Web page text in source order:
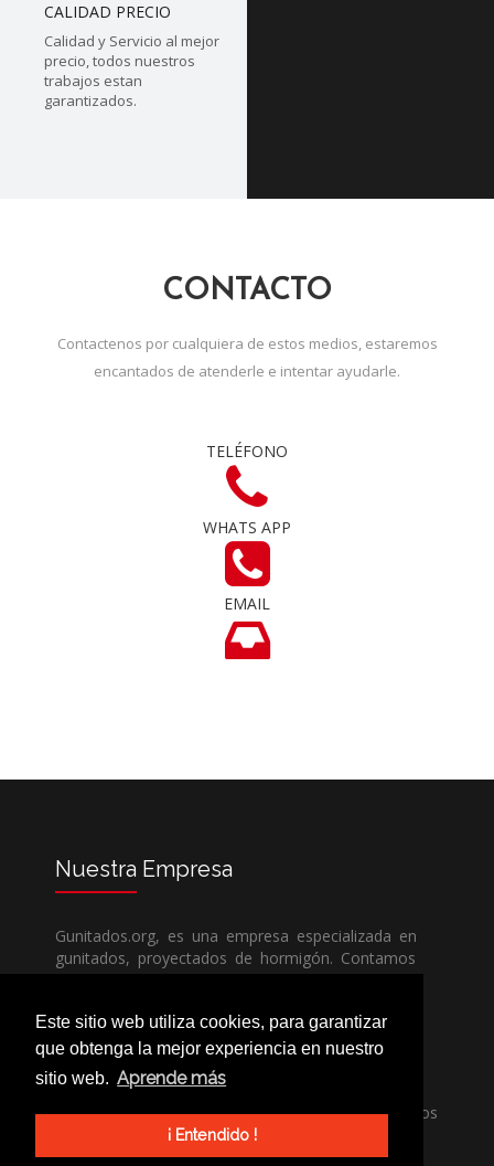
Este sitio web utiliza cookies, para garantizar
que obtenga la mejor experiencia en nuestro
sitio web. Aprende más
¡ Entendido !
CALIDAD PRECIO
Calidad y Servicio al mejor
precio, todos nuestros
trabajos estan
garantizados.
CONTACTO
Contactenos por cualquiera de estos medios, estaremos
encantados de atenderle e intentar ayudarle.
TELÉFONO
WHATS APP
EMAIL
Nuestra Empresa
Gunitados.org, es una empresa especializada en
gunitados, proyectados de hormigón. Contamos
con todos los medios humanos y técnicos, para
competencia.
Si necesita una empresa de gunitados, no dude
en llamarnos, nuestros técnicos estran encantados
de poder ayudarle, ya sea usted particular o
profesional.